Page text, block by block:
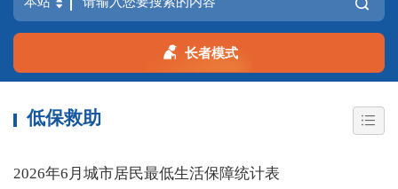
长者模式
低保救助
2026年6月城市居民最低生活保障统计表